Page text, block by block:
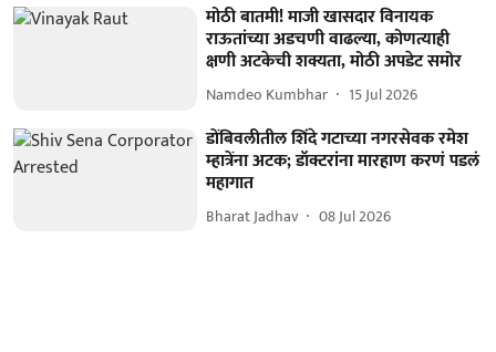
मोठी बातमी! माजी खासदार विनायक
राऊतांच्या अडचणी वाढल्या, कोणत्याही
क्षणी अटकेची शक्यता, मोठी अपडेट समोर
Namdeo Kumbhar 15 Jul 2026
डोंबिवलीतील शिंदे गटाच्या नगरसेवक रमेश
म्हात्रेंना अटक; डॉक्टरांना मारहाण करणं पडलं
महागात
Bharat Jadhav 08 Jul 2026